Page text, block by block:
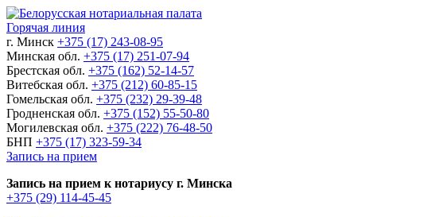
Горячая линия
г. Минск +375 (17) 243-08-95
Минская обл. +375 (17) 251-07-94
Брестская обл. +375 (162) 52-14-57
Витебская обл. +375 (212) 60-85-15
Гомельская обл. +375 (232) 29-39-48
Гродненская обл. +375 (152) 55-50-80
Могилевская обл. +375 (222) 76-48-50
БНП +375 (17) 323-59-34
Запись на прием
Запись на прием к нотариусу г. Минска
+375 (29) 114-45-45